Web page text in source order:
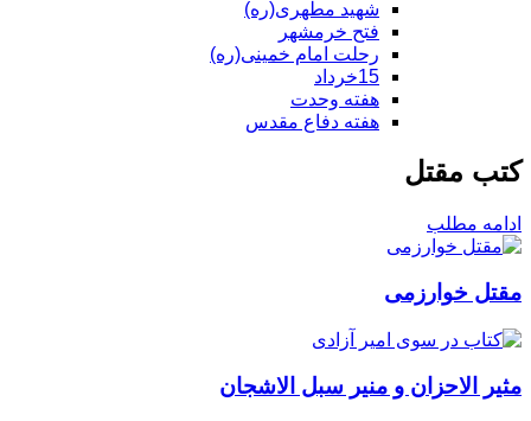
شهید مطهری(ره)
فتح خرمشهر
رحلت امام خمینی(ره)
15خرداد
هفته وحدت
هفته دفاع مقدس
کتب مقتل
ادامه مطلب
مقتل خوارزمی
مثیر الاحزان و منیر سبل الاشجان